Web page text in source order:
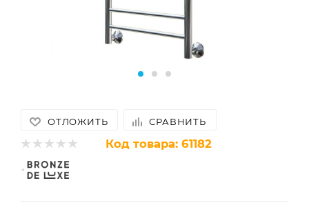
ОТЛОЖИТЬ СРАВНИТЬ
Код товара: 61182